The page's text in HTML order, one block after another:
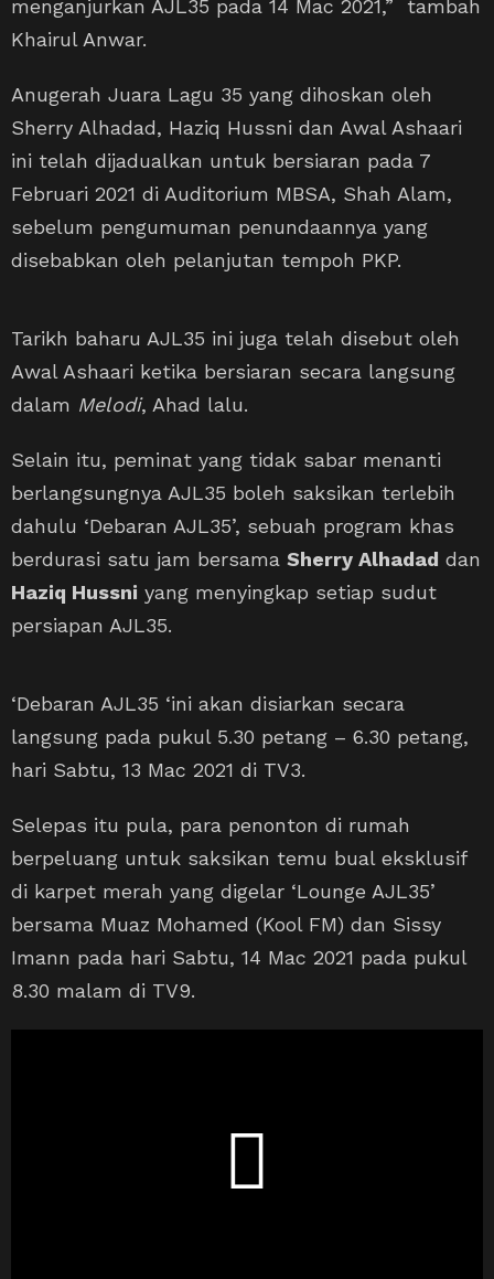
menganjurkan AJL35 pada 14 Mac 2021,” tambah
Khairul Anwar.
Anugerah Juara Lagu 35 yang dihoskan oleh
Sherry Alhadad, Haziq Hussni dan Awal Ashaari
ini telah dijadualkan untuk bersiaran pada 7
Februari 2021 di Auditorium MBSA, Shah Alam,
sebelum pengumuman penundaannya yang
disebabkan oleh pelanjutan tempoh PKP.
Tarikh baharu AJL35 ini juga telah disebut oleh
Awal Ashaari ketika bersiaran secara langsung
dalam Melodi, Ahad lalu.
Selain itu, peminat yang tidak sabar menanti
berlangsungnya AJL35 boleh saksikan terlebih
dahulu ‘Debaran AJL35’, sebuah program khas
berdurasi satu jam bersama Sherry Alhadad dan
Haziq Hussni yang menyingkap setiap sudut
persiapan AJL35.
‘Debaran AJL35 ‘ini akan disiarkan secara
langsung pada pukul 5.30 petang – 6.30 petang,
hari Sabtu, 13 Mac 2021 di TV3.
Selepas itu pula, para penonton di rumah
berpeluang untuk saksikan temu bual eksklusif
di karpet merah yang digelar ‘Lounge AJL35’
bersama Muaz Mohamed (Kool FM) dan Sissy
Imann pada hari Sabtu, 14 Mac 2021 pada pukul
8.30 malam di TV9.